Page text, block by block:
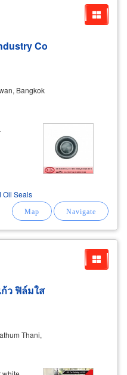
Co
Bangkok
Oil Seals
ว ฟิล์มใส
Thani,